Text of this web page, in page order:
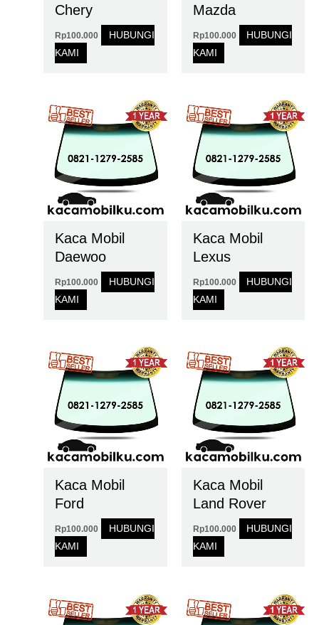
Chery
Rp100.000
HUBUNGI
KAMI
Mazda
Rp100.000
HUBUNGI
KAMI
Kaca Mobil
Daewoo
Rp100.000
HUBUNGI
KAMI
Kaca Mobil
Lexus
Rp100.000
HUBUNGI
KAMI
Kaca Mobil
Ford
Rp100.000
HUBUNGI
KAMI
Kaca Mobil
Land Rover
Rp100.000
HUBUNGI
KAMI